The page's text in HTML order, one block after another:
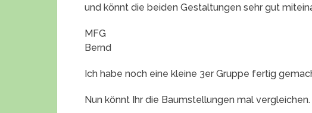
und könnt die beiden Gestaltungen sehr gut
MFG
Bernd
Ich habe noch eine kleine 3er Gruppe fertig
Nun könnt Ihr die Baumstellungen mal vergleichen.